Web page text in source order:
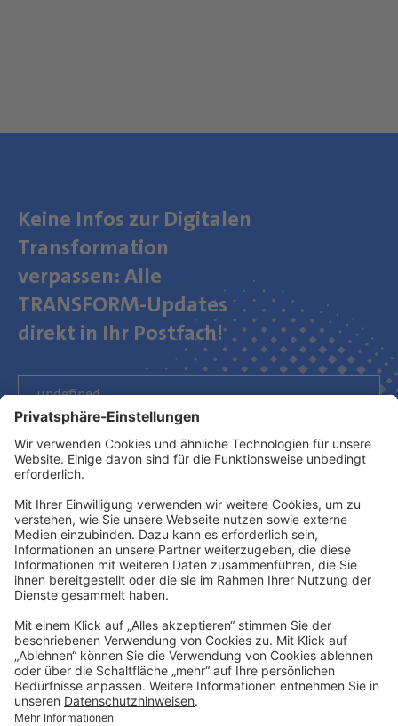
Keine Infos zur Digitalen
Transformation
verpassen: Alle
TRANSFORM-Updates
direkt in Ihr Postfach!
Newsletter abonnieren